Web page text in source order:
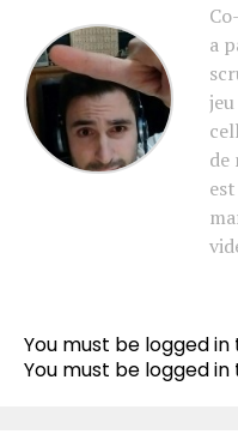
a
de
You must be logged
You must be logged in